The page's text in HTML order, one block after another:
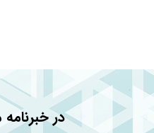
گوارش
مصرف قرص فولیک اسید
در